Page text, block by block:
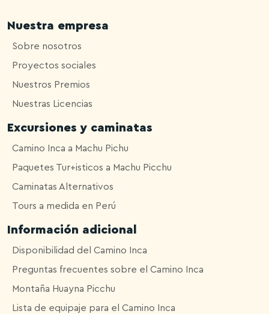
Nuestra empresa
Sobre nosotros
Proyectos sociales
Nuestros Premios
Nuestras Licencias
Excursiones y caminatas
Camino Inca a Machu Pichu
Paquetes Tur+isticos a Machu Picchu
Caminatas Alternativos
Tours a medida en Perú
Información adicional
Disponibilidad del Camino Inca
Preguntas frecuentes sobre el Camino Inca
Montaña Huayna Picchu
Lista de equipaje para el Camino Inca